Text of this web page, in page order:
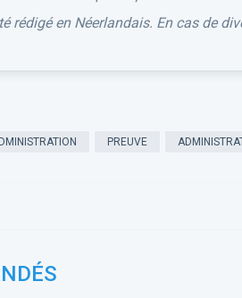
rédigé en Néerlandais. En cas de
PREUVE